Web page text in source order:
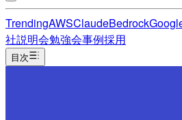
TrendingAWSClaudeBedrock
社説明会勉強会事例採用
目次